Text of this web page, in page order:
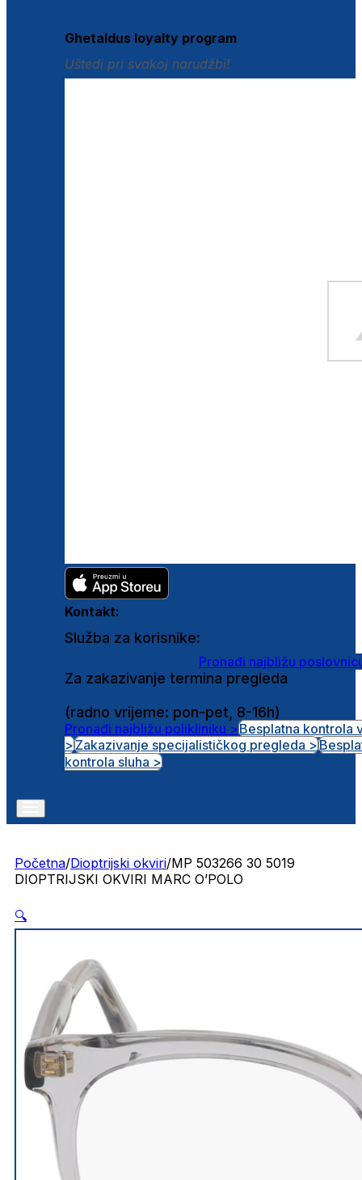
Ghetaldus loyalty program
Uštedi pri svakoj narudžbi!
Kontakt:
Služba za korisnike:
Pronađi najbližu
Za zakazivanje termina pregleda
(radno vrijeme: pon-pet, 8-16h)
Pronađi najbližu polikliniku >Besplatna kontrola
>Zakazivanje specijalističkog pregleda >
kontrola sluha >
Početna/Dioptrijski okviri/MP 503266 30 5019
DIOPTRIJSKI OKVIRI MARC O’POLO
🔍